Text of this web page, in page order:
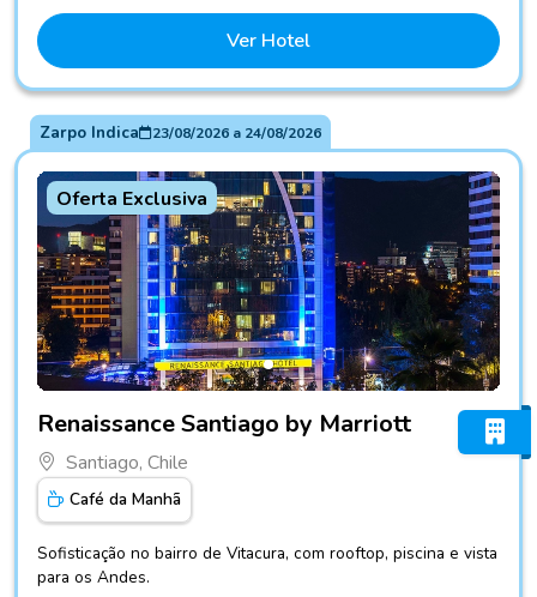
Ver Hotel
Zarpo Indica 23/08/2026a 24/08/2026
Oferta Exclusiva
Renaissance Santiago by Marriott
Santiago, Chile
Café da Manhã
Sofisticação no bairro de Vitacura, com rooftop, piscina e vista
para os Andes.